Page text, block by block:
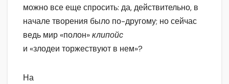
можно все еще спросить: да, действительно, в
начале творения было по-другому; но сейчас
ведь мир «полон»клипойс
и «злодеи торжествуют в нем»?
На